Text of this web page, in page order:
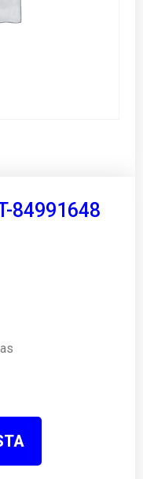
84991648